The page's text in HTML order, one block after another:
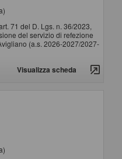
71 del D. Lgs. n. 36/2023,
del servizio di refezione
(a.s. 2026-2027/2027-
Visualizza scheda